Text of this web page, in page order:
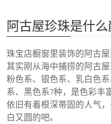
阿古屋珍珠是什么
珠宝店橱窗里装饰的阿古
其实刚从海中捕捞的阿古
粉色系、银色系、乳白色
系、黑色系7种，是色彩丰
依旧有着根深蒂固的人气
白又圆的吧。